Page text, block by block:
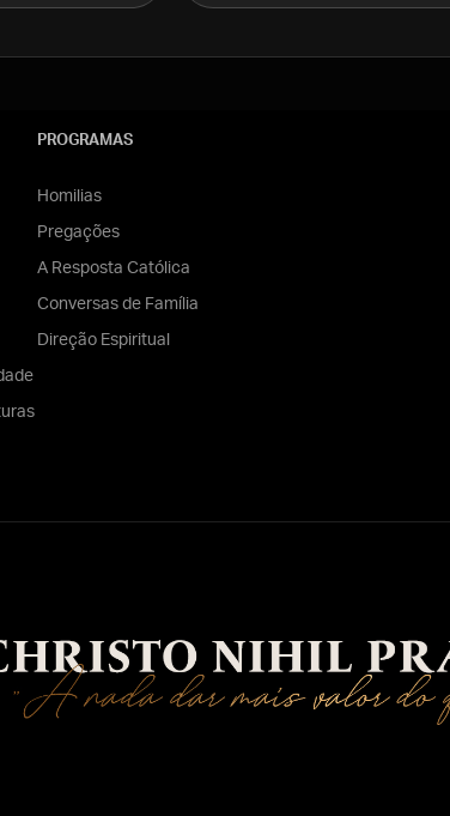
PROGRAMAS
Homilias
Pregações
A Resposta Católica
Conversas de Família
Direção Espiritual